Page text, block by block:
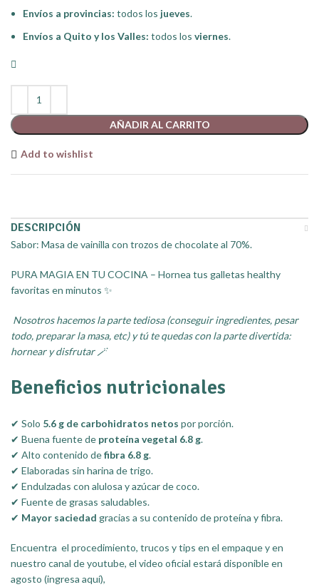
Envíos a provincias: todos los jueves.
Envíos a Quito y los Valles: todos los viernes.
AÑADIR AL CARRITO
Add to wishlist
DESCRIPCIÓN
Sabor: Masa de vainilla con trozos de chocolate al 70%.
PURA MAGIA EN TU COCINA – Hornea tus galletas healthy
favoritas en minutos ✨
Nosotros hacemos la parte tediosa (conseguir ingredientes, pesar
todo, preparar la masa, etc) y tú te quedas con la parte divertida:
hornear y disfrutar 🪄
Beneficios nutricionales
✔ Solo 5.6 g de carbohidratos netos por porción.
✔ Buena fuente de proteína vegetal 6.8 g.
✔ Alto contenido defibra 6.8 g.
✔ Elaboradas sin harina de trigo.
✔ Endulzadas con alulosa y azúcar de coco.
✔ Fuente de grasas saludables.
✔ Mayor saciedad gracias a su contenido de proteína y fibra.
Encuentra el procedimiento, trucos y tips en el empaque y en
nuestro canal de youtube, el video oficial estará disponible en
agosto (ingresa aquí),